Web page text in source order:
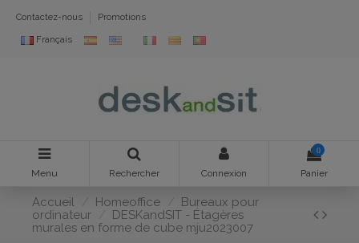
Contactez-nous Promotions
Français
Menu Rechercher Connexion
0
Panier
Accueil Homeoffice
Bureaux pour
ordinateur
DESKandSIT - Étagères
murales en forme de cube mju2023007